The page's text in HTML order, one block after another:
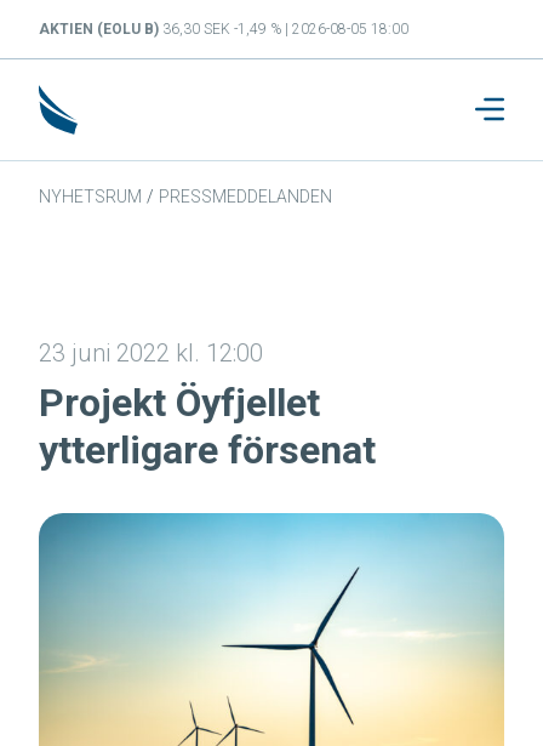
AKTIEN (EOLU B) 36,30 SEK -1,49 % | 2026-08-05 18:00
NYHETSRUM / PRESSMEDDELANDEN
23 juni 2022 kl. 12:00
Projekt Öyfjellet
ytterligare försenat